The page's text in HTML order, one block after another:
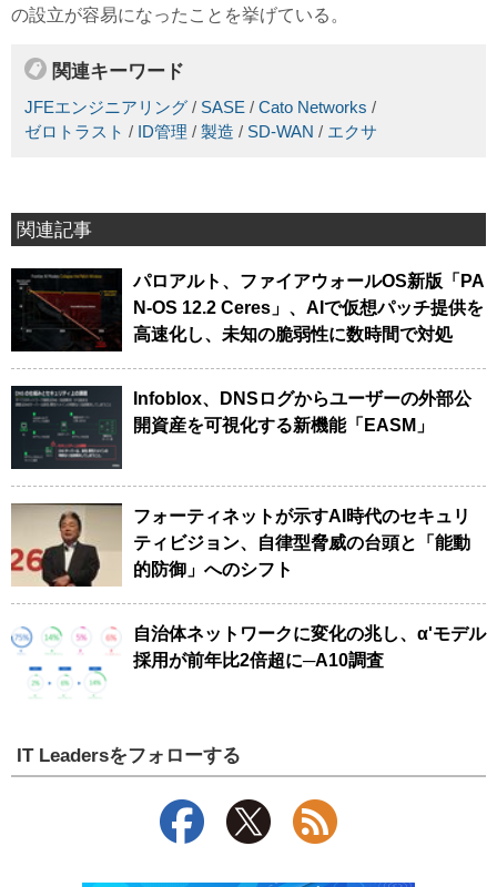
の設立が容易になったことを挙げている。
関連キーワード
JFEエンジニアリング / SASE / Cato Networks /
ゼロトラスト / ID管理 / 製造 / SD-WAN / エクサ
関連記事
パロアルト、ファイアウォールOS新版「PA
N-OS 12.2 Ceres」、AIで仮想パッチ提供を
高速化し、未知の脆弱性に数時間で対処
Infoblox、DNSログからユーザーの外部公
開資産を可視化する新機能「EASM」
フォーティネットが示すAI時代のセキュリ
ティビジョン、自律型脅威の台頭と「能動
的防御」へのシフト
自治体ネットワークに変化の兆し、α'モデル
採用が前年比2倍超に─A10調査
IT Leadersをフォローする